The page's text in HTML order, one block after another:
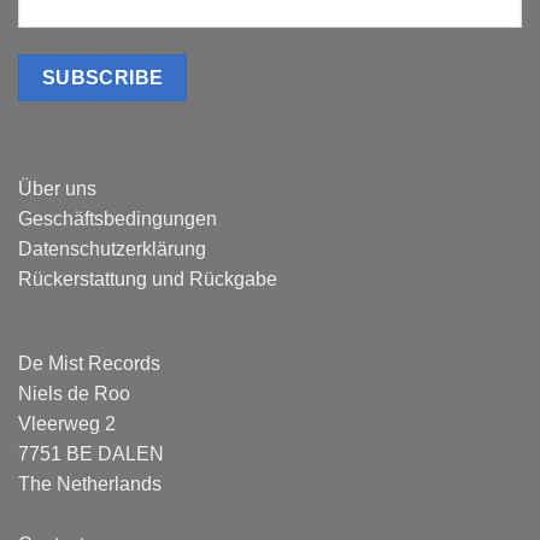
Über uns
Geschäftsbedingungen
Datenschutzerklärung
Rückerstattung und Rückgabe
De Mist Records
Niels de Roo
Vleerweg 2
7751 BE DALEN
The Netherlands